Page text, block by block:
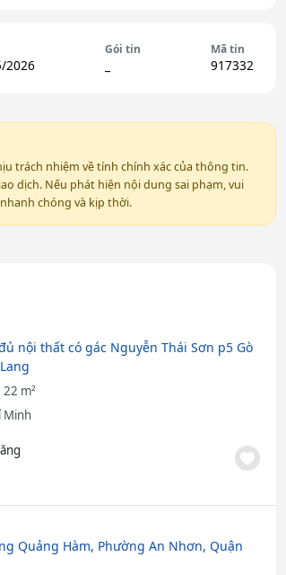
2026
Gói tin Mã tin
917332
trách nhiệm về tính chính xác của thông tin.
dịch. Nếu phát hiện nội dung sai phạm, vui
chóng và kịp thời.
nội thất có gác Nguyễn Thái Sơn p5 Gò
22 m²
Minh
Quảng Hàm, Phường An Nhơn, Quận